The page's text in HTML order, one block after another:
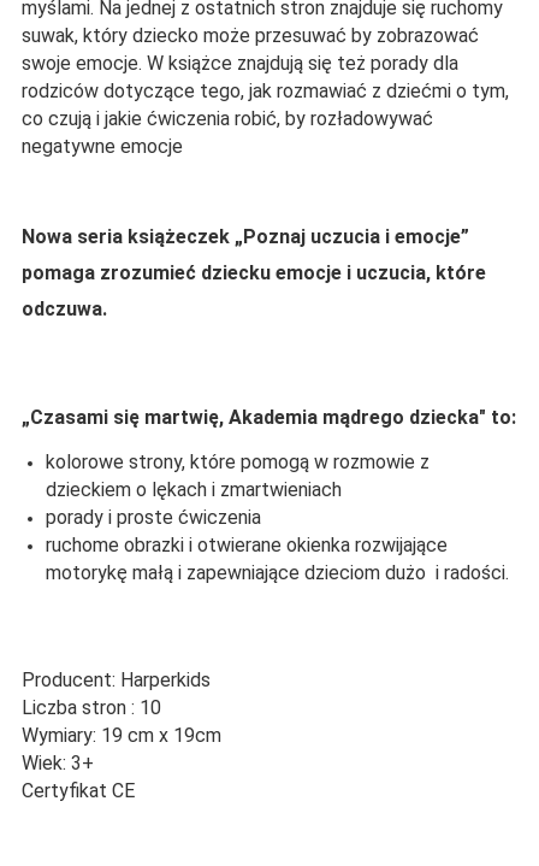
myślami. Na jednej z ostatnich stron znajduje się ruchomy
suwak, który dziecko może przesuwać by zobrazować
swoje emocje. W książce znajdują się też porady dla
rodziców dotyczące tego, jak rozmawiać z dziećmi o tym,
co czują i jakie ćwiczenia robić, by rozładowywać
negatywne emocje
Nowa seria książeczek „Poznaj uczucia i emocje”
pomaga zrozumieć dziecku emocje i uczucia, które
odczuwa.
„Czasami się martwię, Akademia mądrego dziecka" to:
kolorowe strony, które pomogą w rozmowie z
dzieckiem o lękach i zmartwieniach
porady i proste ćwiczenia
ruchome obrazki i otwierane okienka rozwijające
motorykę małą i zapewniające dzieciom dużo i radości.
Producent: Harperkids
Liczba stron : 10
Wymiary: 19 cm x 19cm
Wiek: 3+
Certyfikat CE